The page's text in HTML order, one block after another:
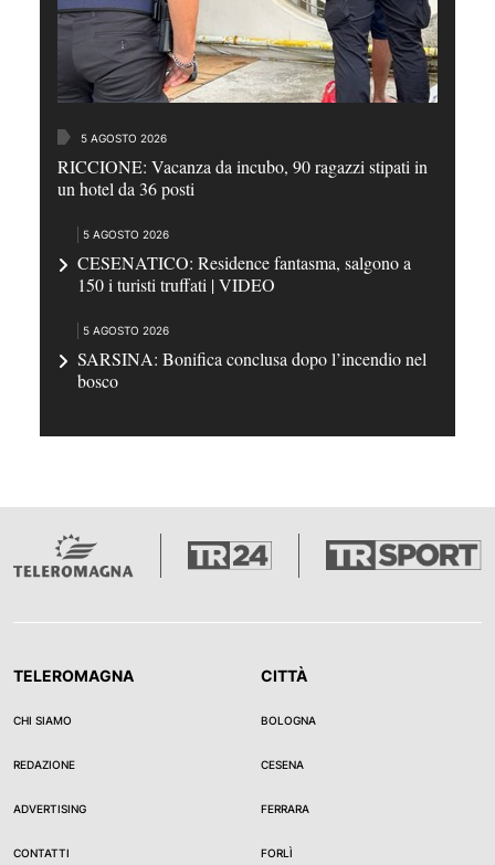
5 AGOSTO 2026
RICCIONE: Vacanza da incubo, 90 ragazzi stipati in
un hotel da 36 posti
5 AGOSTO 2026
CESENATICO: Residence fantasma, salgono a
150 i turisti truffati | VIDEO
5 AGOSTO 2026
SARSINA: Bonifica conclusa dopo l’incendio nel
bosco
TELEROMAGNA
CHI SIAMO
REDAZIONE
ADVERTISING
CONTATTI
CITTÀ
BOLOGNA
CESENA
FERRARA
FORLÌ